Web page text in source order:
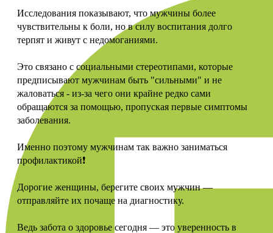
Исследования показывают, что мужчины более
чувствительны к боли, но в силу воспитания долго
терпят и живут с недомоганиями.
Это связано с социальными стереотипами, которые
предписывают мужчинам быть "сильными" и не
жаловаться - из-за чего они крайне редко сами
обращаются за помощью, пропуская первые симптомы
заболевания.
Именно поэтому мужчинам так важно заниматься
профилактикой❗️
Дорогие женщины, берегите своих мужчин —
отправляйте их почаще на диагностику.
Ведь забота о здоровье сегодня — это уверенность в